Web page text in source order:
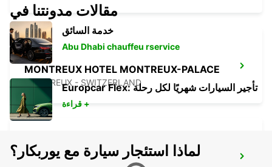
MONTREUX HOTEL MONTREUX-PALACE
MONTREUX - SWITZERLAND
NYON
مقالات مدونتنا في
خدمة السائق
Abu Dhabi chauffeu rservice
Europcar Flex: تأجير السيارات شهريًا لكل رحلة
قراءة +
لماذا استئجار سيارة مع يوربكار؟